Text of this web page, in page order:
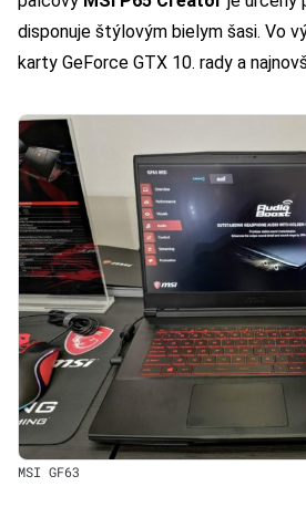
disponuje štýlovým bielym šasi. Vo
karty GeForce GTX 10. rady a
MSI GF63